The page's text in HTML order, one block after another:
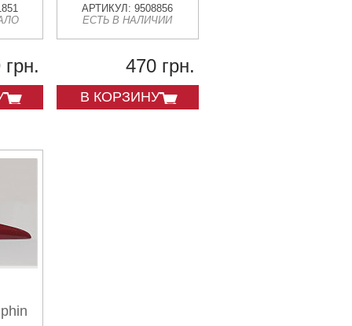
грн.
АРТИКУЛ: 9508856
ЕСТЬ В НАЛИЧИИ
470 грн.
В КОРЗИНУ